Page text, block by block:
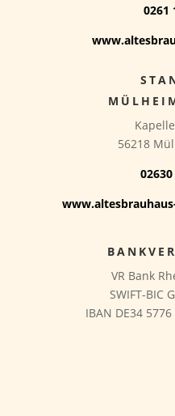
0261
56218
VR Bank
SWIFT-BIC
IBAN DE34